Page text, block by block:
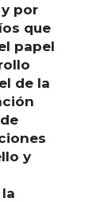
por
que
papel
de la
y